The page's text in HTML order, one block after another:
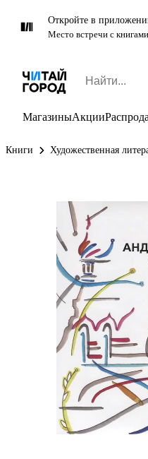
Откройте в
Место встречи с книгами
МагазиныАкции
Книги Художественная